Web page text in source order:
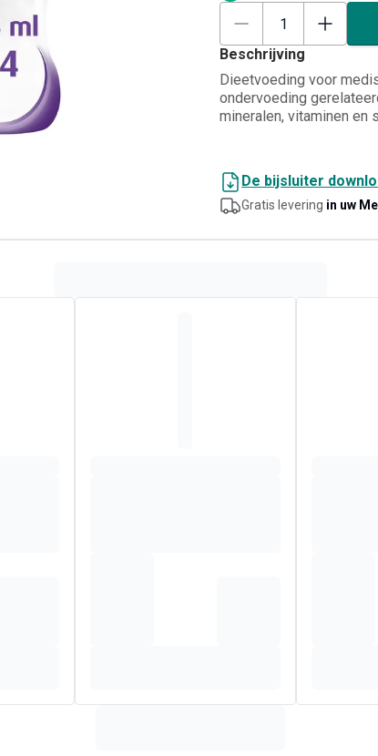
Beschrijving
Dieetvoeding voor
ondervoeding
mineralen, vitaminen en
De bijsluiter
Gratis levering in uw